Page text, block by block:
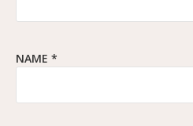
NAME *